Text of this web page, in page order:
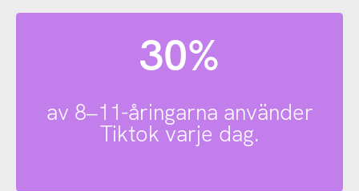
30%
av 8–11-åringarna använder
Tiktok varje dag.